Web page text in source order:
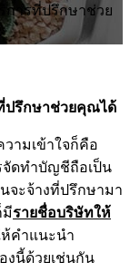
การที่ปรึกษาช่วย
ปรึกษาช่วยคุณได้
ามเข้าใจก็คือ
จัดทำบัญชีถือเป็น
จะจ้างที่ปรึกษามา
มีรายชื่อบริษัทให้
คำแนะนำ
งนี้ด้วยเช่นกัน